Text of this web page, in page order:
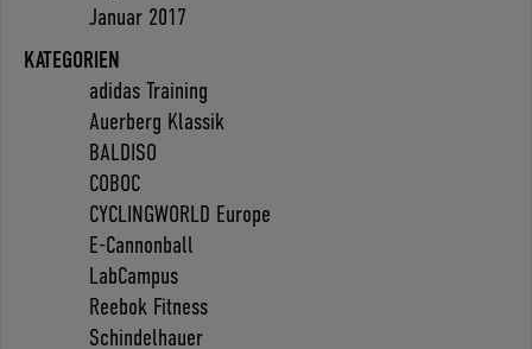
Januar 2017
KATEGORIEN
adidas Training
Auerberg Klassik
BALDISO
COBOC
CYCLINGWORLD Europe
E-Cannonball
LabCampus
Reebok Fitness
Schindelhauer